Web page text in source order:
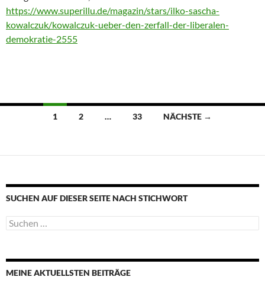
https://www.superillu.de/magazin/stars/ilko-sascha-
kowalczuk/kowalczuk-ueber-den-zerfall-der-liberalen-
demokratie-2555
Beitragsnavigation
1 2 … 33 NÄCHSTE →
SUCHEN AUF DIESER SEITE NACH STICHWORT
Suche
nach:
MEINE AKTUELLSTEN BEITRÄGE